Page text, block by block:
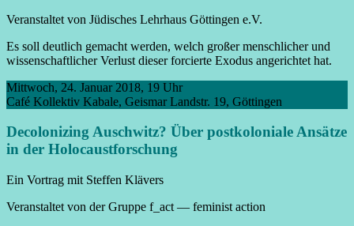
Veranstaltet von Jüdisches Lehrhaus Göttingen e.V.
Es soll deutlich gemacht werden, welch großer menschlicher und
wissen­schaftlicher Verlust dieser forcierte Exodus angerichtet hat.
Mittwoch, 24. Januar 2018, 19 Uhr
Café Kollektiv Kabale, Geismar Landstr. 19, Göttingen
Decolonizing Auschwitz? Über postkoloniale Ansätze
in der Holocaust­forschung
Ein Vortrag mit Steffen Klävers
Veranstaltet von der Gruppe f_act — feminist action